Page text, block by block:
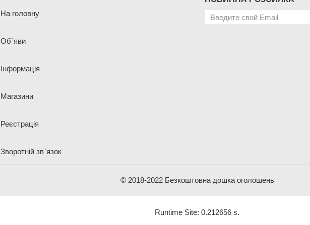
На головну
Об`яви
Інформація
Магазини
Реєстрація
Зворотній зв`язок
© 2018-2022 Безкоштовна дошка оголошень
Runtime Site: 0.212656 s.